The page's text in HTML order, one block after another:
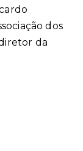
dos
da